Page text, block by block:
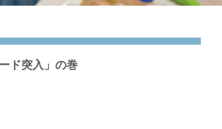
ド突入」の巻